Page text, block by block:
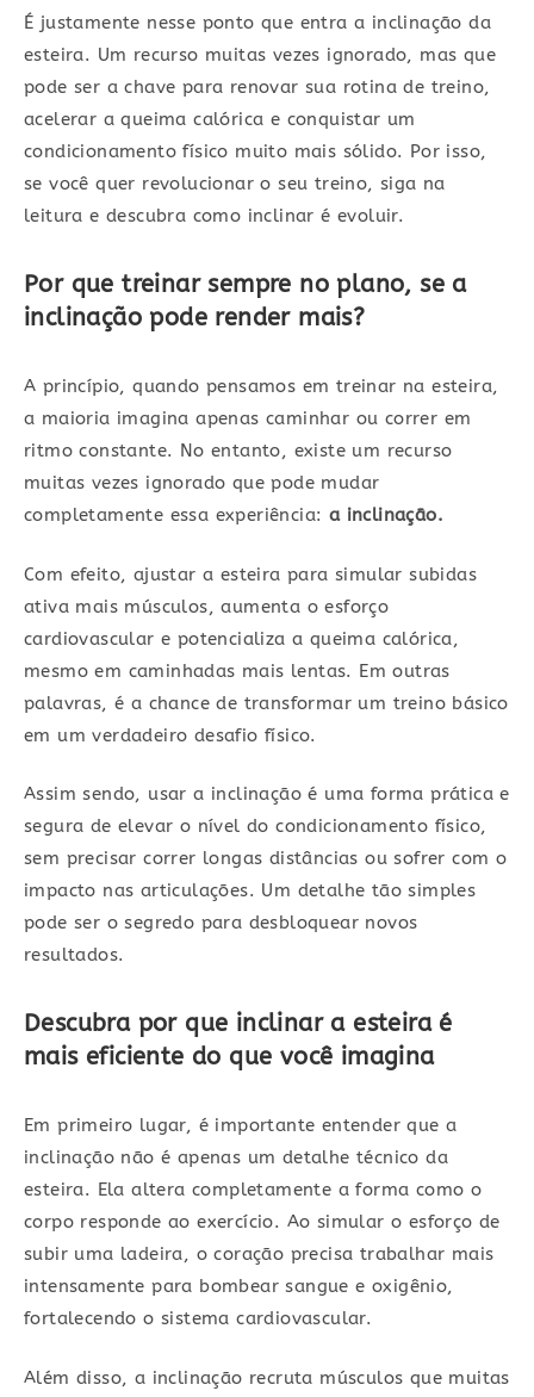
É justamente nesse ponto que entra a inclinação da
esteira. Um recurso muitas vezes ignorado, mas que
pode ser a chave para renovar sua rotina de treino,
acelerar a queima calórica e conquistar um
condicionamento físico muito mais sólido. Por isso,
se você quer revolucionar o seu treino, siga na
leitura e descubra como inclinar é evoluir.
Por que treinar sempre no plano, se a
inclinação pode render mais?
A princípio, quando pensamos em treinar na esteira,
a maioria imagina apenas caminhar ou correr em
ritmo constante. No entanto, existe um recurso
muitas vezes ignorado que pode mudar
completamente essa experiência: a inclinação.
Com efeito, ajustar a esteira para simular subidas
ativa mais músculos, aumenta o esforço
cardiovascular e potencializa a queima calórica,
mesmo em caminhadas mais lentas. Em outras
palavras, é a chance de transformar um treino básico
em um verdadeiro desafio físico.
Assim sendo, usar a inclinação é uma forma prática e
segura de elevar o nível do condicionamento físico,
sem precisar correr longas distâncias ou sofrer com o
impacto nas articulações. Um detalhe tão simples
pode ser o segredo para desbloquear novos
resultados.
Descubra por que inclinar a esteira é
mais eficiente do que você imagina
Em primeiro lugar, é importante entender que a
inclinação não é apenas um detalhe técnico da
esteira. Ela altera completamente a forma como o
corpo responde ao exercício. Ao simular o esforço de
subir uma ladeira, o coração precisa trabalhar mais
intensamente para bombear sangue e oxigênio,
fortalecendo o sistema cardiovascular.
Além disso, a inclinação recruta músculos que muitas